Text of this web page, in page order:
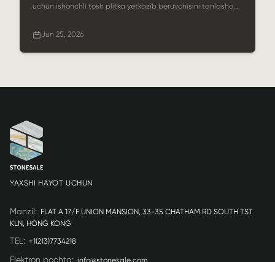
uchun ishonchli tosh plitka yetkazib beruvchisini tanlashda
moslashtirish, zavodda qayta ishlash, sifat nazorati,
qadoqlash va StoneSale loyihaga asoslangan tosh
plitkalarini yetkazib berish bo'yicha kuchli hamkor ekanligi
Jun 25, 2026
YAXSHI HAYOT UCHUN
Manzil: FLAT A 17/F UNION MANSION, 33-35 CHATHAM RD SOUTH TST
KLN, HONG KONG
TEL : +1(213)7734218
Elektron pochta: info@stonesale.com